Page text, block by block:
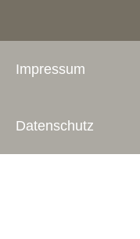
Impressum
Datenschutz